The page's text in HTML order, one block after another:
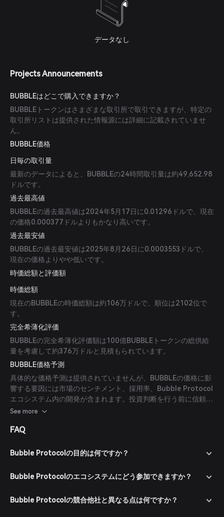
データなし
Projects Announcements
BUBBLEはどこで購入できますか？
BUBBLEトークンはさまざまな取引所で取引できますが、特定の
取引所リストは提供された情報源には詳細に記載されていませ
ん。
BUBBLE価格
日毎の取引量
最新のデータによると、BUBBLEの24時間取引量は約49,652.98
ドルです。
過去最高値
BUBBLEの過去最高値は2024年5月17日に0.01296ドルで、現在
の価格0.000377ドルよりもかなり高いです。
過去最安値
BUBBLEの過去最安値は2025年8月26日に0.0003553ドルで、
現在の価格よりやや低いです。
時価総額と評価額
時価総額
現在のBUBBLEの時価総額は約106万ドルで、順位は2102位で
す。
完全希薄化評価
BUBBLEの完全希薄化評価額は100億BUBBLEトークンの総供給
量を考慮して約376万ドルと見積もられています。
BUBBLE価格予測
具体的な価格予測は提供されていませんが、BUBBLEの価格に影
響する要因には市場のセンチメント、採用率、Bubble Protocol
エコシステム内の開発が含まれます。投資判断を行う前に信頼で
きる情報源を参照し、十分な調査を行うことをお勧めします。
See more
FAQ
Bubble Protocolの目的は何ですか？
Bubble Protocolのエコシステムにどう参加できますか？
Bubble Protocolの競合他社と異なる点は何ですか？